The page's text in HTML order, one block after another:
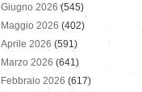
Giugno 2026 (545)
Maggio 2026 (402)
Aprile 2026 (591)
Marzo 2026 (641)
Febbraio 2026 (617)